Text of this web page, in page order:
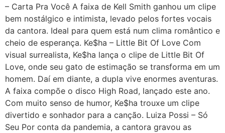
– Carta Pra Você A faixa de Kell Smith ganhou um clipe
bem nostálgico e intimista, levado pelos fortes vocais
da cantora. Ideal para quem está num clima romântico e
cheio de esperança. Ke$ha – Little Bit Of Love Com
visual surrealista, Ke$ha lança o clipe de Little Bit Of
Love, onde seu gato de estimação se transforma em um
homem. Daí em diante, a dupla vive enormes aventuras.
A faixa compõe o disco High Road, lançado este ano.
Com muito senso de humor, Ke$ha trouxe um clipe
divertido e sonhador para a canção. Luiza Possi – Só
Seu Por conta da pandemia, a cantora gravou as